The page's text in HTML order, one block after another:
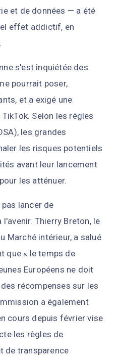
et de données — a été
effet addictif, en
s'est inquiétée des
pourrait poser,
et a exigé une
Selon les règles
les grandes
les risques potentiels
avant leur lancement
les atténuer.
pas lancer de
Thierry Breton, le
Marché intérieur, a salué
que « le temps de
Européens ne doit
récompenses sur les
a également
cours depuis février vise
les règles de
de transparence